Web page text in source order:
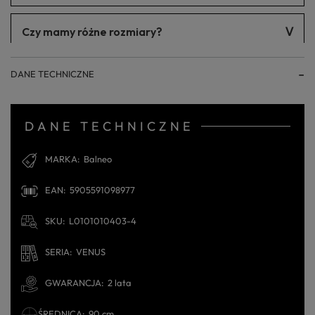
się.
Czy mamy różne rozmiary?
wybór wielkości, jak również pod kątem wizualnym. Posiadamy
DANE TECHNICZNE
DANE TECHNICZNE
MARKA Balneo
EAN 5905591098977
SKU L0101010403-4
SERIA VENUS
GWARANCJA 2 lata